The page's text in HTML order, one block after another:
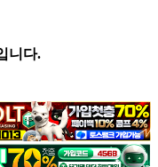
니다.